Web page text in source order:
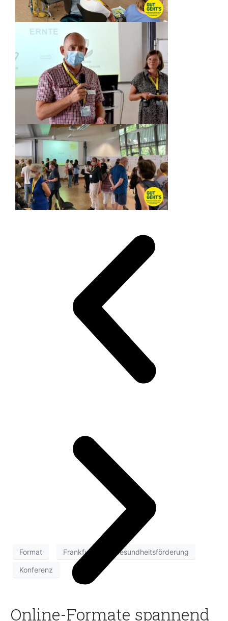
Format Frankfurt Gesundheitsförderung
Konferenz
Online-Formate spannend